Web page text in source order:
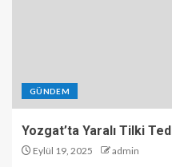
GÜNDEM
Yozgat’ta Yaralı Tilki
Eylül 19, 2025 admin